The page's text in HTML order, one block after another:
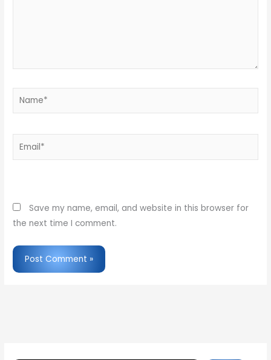
Name*
Email*
Save my name, email, and website in this browser for
the next time I comment.